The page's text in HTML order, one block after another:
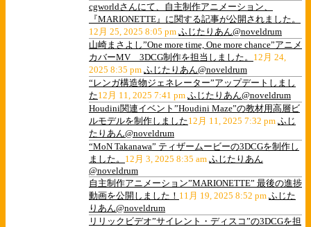
cgworldさんにて、自主制作アニメーション、
『MARIONETTE』に関する記事が公開されました。
12月 25, 2025 8:05 pm ふじたりあん@noveldrum
山崎まさよし”One more time, One more chance”アニメ
カバーMV 3DCG制作を担当しました。 12月 24,
2025 8:35 pm ふじたりあん@noveldrum
“レンガ構造物ジェネレーター”アップデートしまし
た12月 11, 2025 7:41 pm ふじたりあん@noveldrum
Houdini関連イベント”Houdini Maze”の教材用高層ビ
ルモデルを制作しました12月 11, 2025 7:32 pm ふじ
たりあん@noveldrum
“MoN Takanawa” ティザームービーの3DCGを制作し
ました。 12月 3, 2025 8:35 am ふじたりあん
@noveldrum
自主制作アニメーション”MARIONETTE” 最後の進捗
動画を公開しました！ 11月 19, 2025 8:52 pm ふじた
りあん@noveldrum
リリックビデオ”サイレント・ディスコ”の3DCGを担